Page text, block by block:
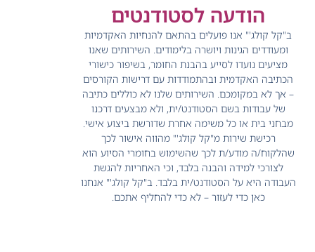
הודעה לסטודנטים
ב"קל קולג'" אנו פועלים בהתאם להנחיות האקדמיות
ומעודדים הגינות ויושרה בלימודים. השירותים שאנו
מציעים נועדו לסייע בהבנת החומר, בשיפור כישורי
הכתיבה האקדמית ובהתמודדות עם דרישות הקורסים
– אך לא במקומכם. השירותים שלנו לא כוללים כתיבה
של עבודות בשם הסטודנט/ית, ולא מבצעים דרכנו
מבחני בית או כל משימה אחרת שדורשת ביצוע אישי.
רכישת שירות מ"קל קולג'" מהווה אישור לכך
שהלקוח/ה מודע/ת לכך שהשימוש בחומרי הסיוע הוא
לצורכי למידה והבנה בלבד, וכי האחריות להגשת
העבודה היא על הסטודנט/ית בלבד. ב"קל קולג'" אנחנו
כאן כדי לעזור – לא כדי להחליף אתכם.